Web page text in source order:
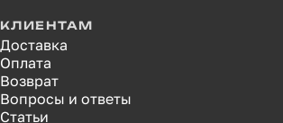
КЛИЕНТАМ
Доставка
Оплата
Возврат
Вопросы и ответы
Статьи